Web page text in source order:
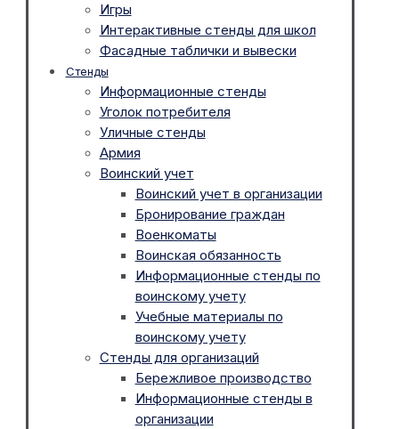
Игры
Интерактивные стенды для школ
Фасадные таблички и вывески
Стенды
Информационные стенды
Уголок потребителя
Уличные стенды
Армия
Воинский учет
Воинский учет в организации
Бронирование граждан
Военкоматы
Воинская обязанность
Информационные стенды по
воинскому учету
Учебные материалы по
воинскому учету
Стенды для организаций
Бережливое производство
Информационные стенды в
организации